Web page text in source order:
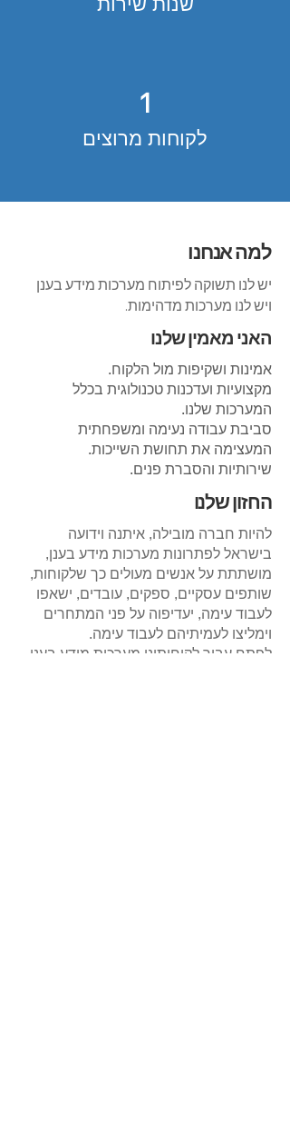
1
לקוחות מרוצים
למה אנחנו
יש לנו תשוקה לפיתוח מערכות מידע בענן
ויש לנו מערכות מדהימות.
האני מאמין שלנו
אמינות ושקיפות מול הלקוח.
מקצועיות ועדכנות טכנולוגית בכלל
המערכות שלנו.
סביבת עבודה נעימה ומשפחתית
המעצימה את תחושת השייכות.
שירותיות והסברת פנים.
החזון שלנו
להיות חברה מובילה, איתנה וידועה
בישראל לפתרונות מערכות מידע בענן,
מושתתת על אנשים מעולים כך שלקוחות,
שותפים עסקיים, ספקים, עובדים, ישאפו
לעבוד עימה, יעדיפוה על פני המתחרים
וימליצו לעמיתיהם לעבוד עימה.
לפתח עבור לקוחותינו מערכות מידע בענן